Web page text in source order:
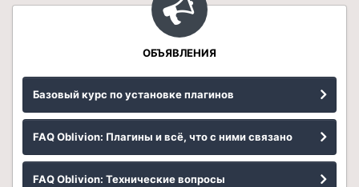
ОБЪЯВЛЕНИЯ
Базовый курс по установке плагинов
FAQ Oblivion: Плагины и всё, что с ними связано
FAQ Oblivion: Технические вопросы